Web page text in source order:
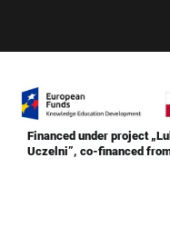
Financed under project
Uczelni”, co-financed